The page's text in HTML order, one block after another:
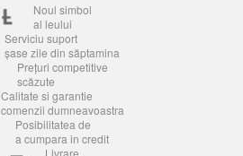
Noul simbol
al leului
Serviciu suport
șase zile din săptamina
Prețuri competitive
scăzute
Calitate si garantie
comenzii dumneavoastra
Posibilitatea de
a cumpara in credit
Livrare